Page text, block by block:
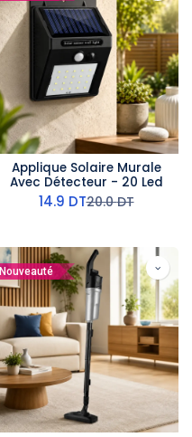
Applique Solaire Murale
Avec Détecteur - 20 Led
14.9 DT20.0DT
Nouveauté